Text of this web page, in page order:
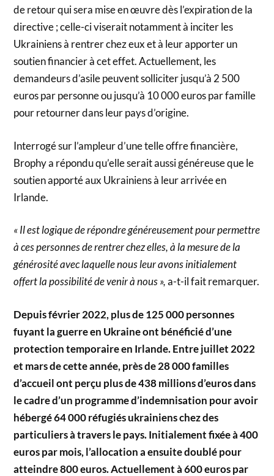
de retour qui sera mise en œuvre dès l’expiration de la
directive ; celle-ci viserait notamment à inciter les
Ukrainiens à rentrer chez eux et à leur apporter un
soutien financier à cet effet. Actuellement, les
demandeurs d’asile peuvent solliciter jusqu’à 2 500
euros par personne ou jusqu’à 10 000 euros par famille
pour retourner dans leur pays d’origine.
Interrogé sur l’ampleur d’une telle offre financière,
Brophy a répondu qu’elle serait aussi généreuse que le
soutien apporté aux Ukrainiens à leur arrivée en
Irlande.
« Il est logique de répondre généreusement pour permettre
à ces personnes de rentrer chez elles, à la mesure de la
générosité avec laquelle nous leur avons initialement
offert la possibilité de venir à nous »,a-t-il fait remarquer.
Depuis février 2022, plus de 125 000 personnes
fuyant la guerre en Ukraine ont bénéficié d’une
protection temporaire en Irlande. Entre juillet 2022
et mars de cette année, près de 28 000 familles
d’accueil ont perçu plus de 438 millions d’euros dans
le cadre d’un programme d’indemnisation pour avoir
hébergé 64 000 réfugiés ukrainiens chez des
particuliers à travers le pays. Initialement fixée à 400
euros par mois, l’allocation a ensuite doublé pour
atteindre 800 euros. Actuellement à 600 euros par